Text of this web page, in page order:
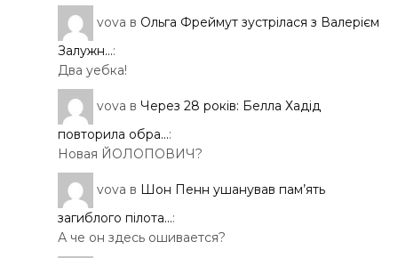
vova в Ольга Фреймут зустрілася з Валерієм
Залужн...:
Два уебка!
vova в Через 28 років: Белла Хадід
повторила обра...:
Новая ЙОЛОПОВИЧ?
vova в Шон Пенн ушанував пам’ять
загиблого пілота...:
А че он здесь ошивается?